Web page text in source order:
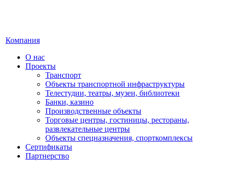
Компания
О нас
Проекты
Транспорт
Объекты транспортной инфраструктуры
Телестудии, театры, музеи, библиотеки
Банки, казино
Производственные объекты
Торговые центры, гостиницы, рестораны,
развлекательные центры
Объекты спецназначения, спорткомплексы
Сертификаты
Партнерство